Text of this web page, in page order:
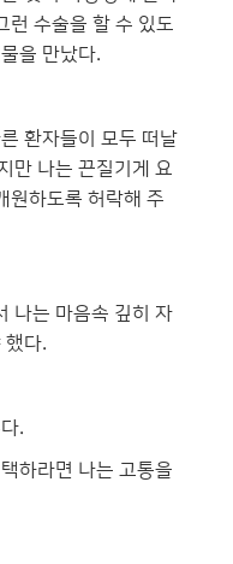
런 수술을 할 수 있도
을 만났다.
환자들이 모두 떠날
만 나는 끈질기게 요
원하도록 허락해 주
나는 마음속 깊히 자
했다.
.
하라면 나는 고통을